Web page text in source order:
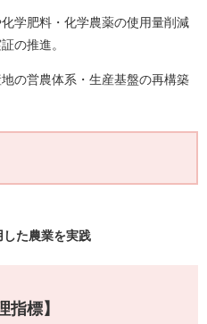
学肥料・化学農薬の使用量削減
の推進。
の営農体系・生産基盤の再構築
た農業を実践
指標】